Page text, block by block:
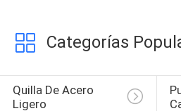
Categorías
Quilla De Acero
Ligero